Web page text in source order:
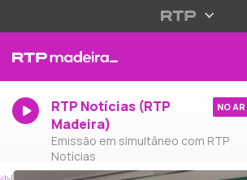
RTP Notícias (RTP
Madeira)
Emissão em simultâneo com RTP
Notícias
NO AR